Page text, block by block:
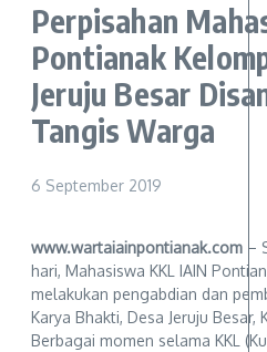
Perpisahan
Pontianak
Jeruju Besar
Tangis Warga
6 September 2019
www.wartaiainpontianak.com –
hari, Mahasiswa KKL IAIN
melakukan pengabdian dan
Karya Bhakti, Desa Jeruju Besar,
Berbagai momen selama KKL